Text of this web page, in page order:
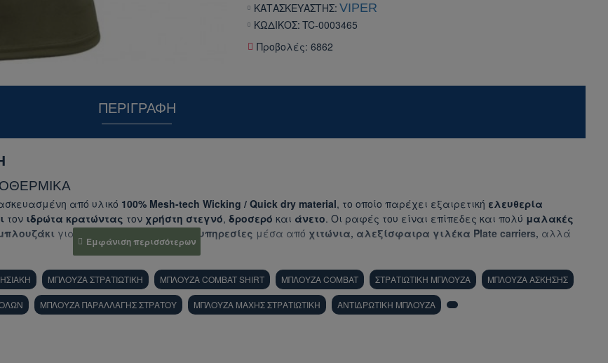
ΚΑΤΑΣΚΕΥΑΣΤΗΣ: VIPER
ΚΩΔΙΚΟΣ: TC-0003465
Προβολές: 6862
ΠΕΡΙΓΡΑΦΉ
από υλικό 100% Mesh-tech Wicking / Quick dry material, το οποίο παρέχει εξαιρετική ελευθερία
τον ιδρώτα κρατώντας τον χρήστη στεγνό, δροσερό και άνετο. Οι ραφές του είναι επίπεδες και πολύ μαλακές
για χρήση σε υπηρεσίες μέσα από χιτώνια, αλεξίσφαιρα γιλέκα Plate carriers, αλλά
ΜΠΛΟΥΖΑ ΣΤΡΑΤΙΩΤΙΚΗ ΜΠΛΟΥΖΑ COMBAT SHIRT ΜΠΛΟΥΖΑ COMBAT ΣΤΡΑΤΙΩΤΙΚΗ ΜΠΛΟΥΖΑ ΜΠΛΟΥΖΑ ΑΣΚΗΣΗΣ
ΜΠΛΟΥΖΑ ΠΑΡΑΛΛΑΓΗΣ ΣΤΡΑΤΟΥ ΜΠΛΟΥΖΑ ΜΑΧΗΣ ΣΤΡΑΤΙΩΤΙΚΗ ΑΝΤΙΔΡΩΤΙΚΗ ΜΠΛΟΥΖΑ